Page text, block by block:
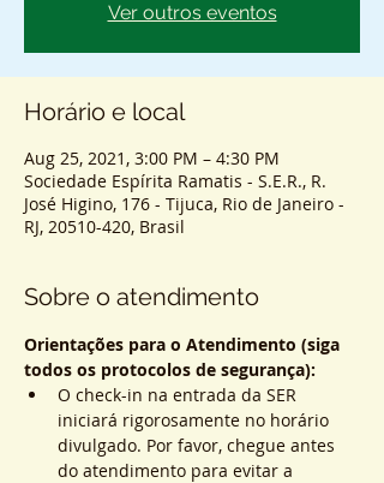
Ver outros eventos
Horário e local
Aug 25, 2021, 3:00 PM – 4:30 PM
Sociedade Espírita Ramatis - S.E.R., R.
José Higino, 176 - Tijuca, Rio de Janeiro -
RJ, 20510-420, Brasil
Sobre o atendimento
Orientações para o Atendimento (siga
todos os protocolos de segurança):
O check-in na entrada da SER
iniciará rigorosamente no horário
divulgado. Por favor, chegue antes
do atendimento para evitar a